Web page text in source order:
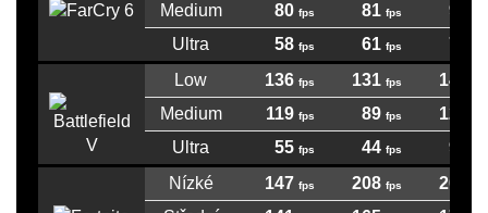
Medium
80 81
93
Ultra
58 61
72
Low
136 131
147
Medium
119 89
129
Ultra
55 44
90
Nízké
147 208
205